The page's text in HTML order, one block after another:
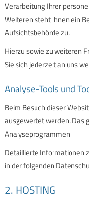
Verarbeitung Ihrer
Weiteren steht Ihnen ein
Aufsichtsbehörde zu.
Hierzu sowie zu weiteren
Sie sich jederzeit an uns
Analyse-Tools und
Beim Besuch dieser
ausgewertet werden. Das
Analyseprogrammen.
Detaillierte Informationen
in der folgenden
2. HOSTING